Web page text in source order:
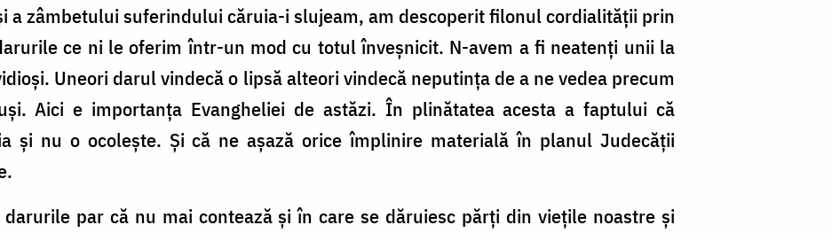
a zâmbetului suferindului căruia-i slujeam, am descoperit filonul cordialității prin
ce ni le oferim într-un mod cu totul înveșnicit. N-avem a fi neatenți unii la
Uneori darul vindecă o lipsă alteori vindecă neputința de a ne vedea precum
Aici e importanța Evangheliei de astăzi. În plinătatea acesta a faptului că
și nu o ocolește. Și că ne așază orice împlinire materială în planul Judecății
par că nu mai contează și în care se dăruiesc părți din viețile noastre și